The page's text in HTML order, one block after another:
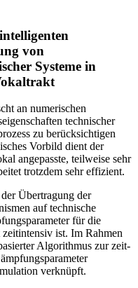
von
Systeme in
an numerischen
technischer
zu berücksichtigen
Vorbild dient der
angepasste, teilweise sehr
trotzdem sehr effizient.
Übertragung der
auf technische
für die
ist. Im Rahmen
Algorithmus zur zeit-
verknüpft.